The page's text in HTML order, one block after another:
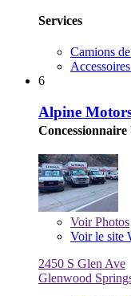
Services
Camions
6
Alpine
VoirPhotos
Voir le site
2450 S Glen Ave
Glenwood